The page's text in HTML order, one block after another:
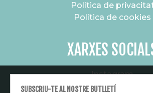
Política de
Política de cookies
XARXES
Instagram
Canal de difusió
funcionalitat necessària de el lloc, inclosos anàlisi i
SUBSCRIU-TE AL NOSTRE BUTLLETÍ